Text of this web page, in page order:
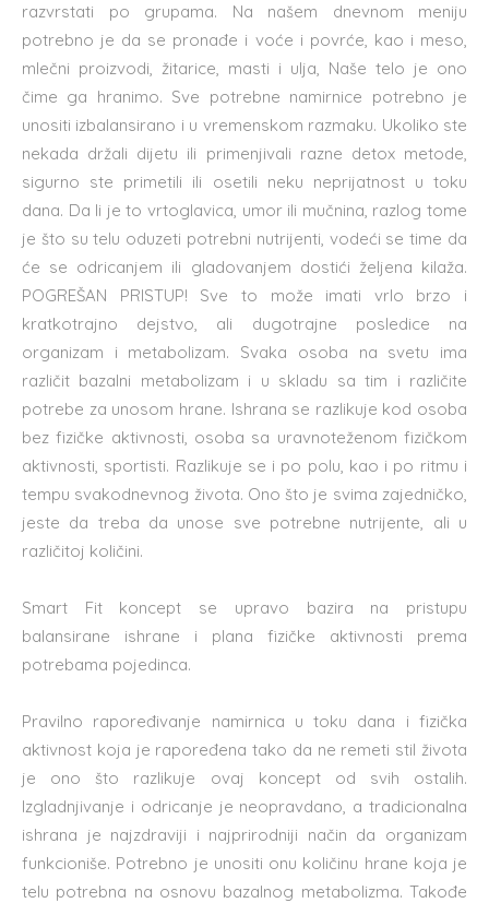
razvrstati po grupama. Na našem dnevnom meniju
potrebno je da se pronađe i voće i povrće, kao i meso,
mlečni proizvodi, žitarice, masti i ulja, Naše telo je ono
čime ga hranimo. Sve potrebne namirnice potrebno je
unositi izbalansirano i u vremenskom razmaku. Ukoliko ste
nekada držali dijetu ili primenjivali razne detox metode,
sigurno ste primetili ili osetili neku neprijatnost u toku
dana. Da li je to vrtoglavica, umor ili mučnina, razlog tome
je što su telu oduzeti potrebni nutrijenti, vodeći se time da
će se odricanjem ili gladovanjem dostići željena kilaža.
POGREŠAN PRISTUP! Sve to može imati vrlo brzo i
kratkotrajno dejstvo, ali dugotrajne posledice na
organizam i metabolizam. Svaka osoba na svetu ima
različit bazalni metabolizam i u skladu sa tim i različite
potrebe za unosom hrane. Ishrana se razlikuje kod osoba
bez fizičke aktivnosti, osoba sa uravnoteženom fizičkom
aktivnosti, sportisti. Razlikuje se i po polu, kao i po ritmu i
tempu svakodnevnog života. Ono što je svima zajedničko,
jeste da treba da unose sve potrebne nutrijente, ali u
različitoj količini.
Smart Fit koncept se upravo bazira na pristupu
balansirane ishrane i plana fizičke aktivnosti prema
potrebama pojedinca.
Pravilno rapoređivanje namirnica u toku dana i fizička
aktivnost koja je rapoređena tako da ne remeti stil života
je ono što razlikuje ovaj koncept od svih ostalih.
Izgladnjivanje i odricanje je neopravdano, a tradicionalna
ishrana je najzdraviji i najprirodniji način da organizam
funkcioniše. Potrebno je unositi onu količinu hrane koja je
telu potrebna na osnovu bazalnog metabolizma. Takođe